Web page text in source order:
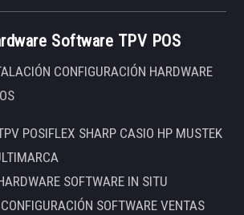
Software TPV POS
CONFIGURACIÓN HARDWARE
POSIFLEX SHARP CASIO HP MUSTEK
SOFTWARE IN SITU
SOFTWARE VENTAS